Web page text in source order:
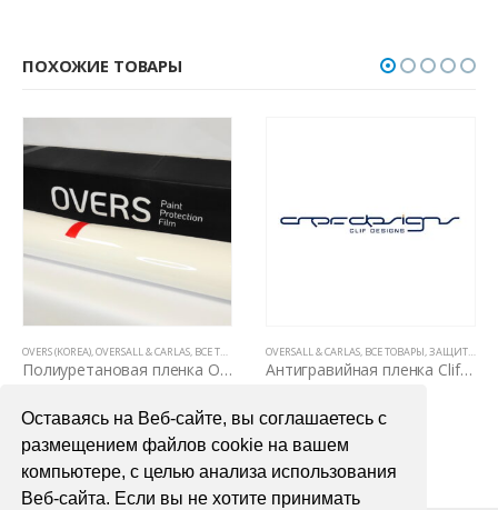
Оставаясь на Веб-сайте, вы соглашаетесь с
размещением файлов cookie на вашем
компьютере, с целью анализа использования
Веб-сайта. Если вы не хотите принимать
ПОХОЖИЕ ТОВАРЫ
ПЛЕНКИ PPF (5 ЛЕТ, НЕ ВИДНЫ НА КУЗОВЕ)
,ПОЛИУРЕТАНОВЫЕ ПЛЕНКИ PPF (5 ЛЕТ, НЕ ВИДНЫ НА КУЗОВЕ)
(KOREA),OVERSALL & CARLAS,ВСЕ ТОВАРЫ ,ЗАЩИТНЫЕ АНТИГРАВИЙНЫЕ ПЛЕНКИ ДЛЯ
Полиуретановая пленка Overs Gloss PPF ST190 мкр. 1,52 х 1пог.м
В КОРЗИНУ
OVERSALL & CARLAS,ВСЕ ТОВАРЫ,ЗАЩИТНЫЕ АНТИГРАВИЙНЫЕ ПЛЕНКИ ДЛЯ АВТОМОБИЛЯ
Антигравийная пленка Clif Designs MATTE 1,52х15м
В КОРЗИНУ